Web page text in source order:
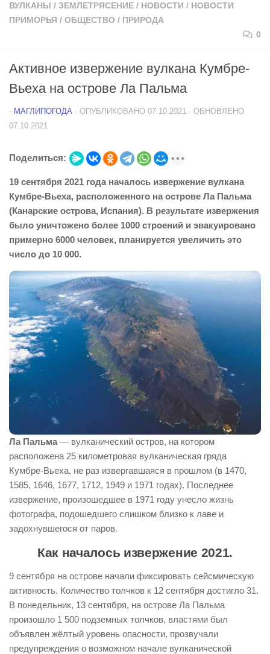
ВУЛКАНЫ / ЗЕМЛЕТРЯСЕНИЕ / НОВОСТИ / НОВОСТИ
ПРИМОРЬЯ / ОБЩЕСТВО / ПРИРОДА
0
Активное извержение вулкана Кумбре-
Вьеха на острове Ла Пальма
- МАГЛИПОГОДА · ОПУБЛИКОВАНО 07.10.2021 · ОБНОВЛЕНО
07.10.2021
Поделиться:
19 сентября 2021 года началось извержение вулкана
Кумбре-Вьеха, расположенного на острове Ла Пальма
(Канарские острова, Испания). В результате извержения
было уничтожено более 1000 строений и эвакуировано
примерно 6000 человек, планируется увеличить это
число до 10 000.
Ла Пальма — вулканический остров, на котором
расположена 25 километровая вулканическая гряда
Кумбре-Вьеха, не раз извергавшаяся в прошлом (в 1470,
1585, 1646, 1677, 1712, 1949 и 1971 годах). Последнее
извержение, произошедшее в 1971 году унесло жизнь
фотографа, подошедшего слишком близко к лаве и
задохнувшегося от паров.
Как началось извержение 2021.
9 сентября на острове начали фиксировать сейсмическую
активность. Количество толчков к 12 сентября достигло 31.
В понедельник, 13 сентября, на острове Ла Пальма
произошло 1 500 подземных толчков, властями был
объявлен жёлтый уровень опасности, прозвучали
предупреждения о возможном начале вулканической